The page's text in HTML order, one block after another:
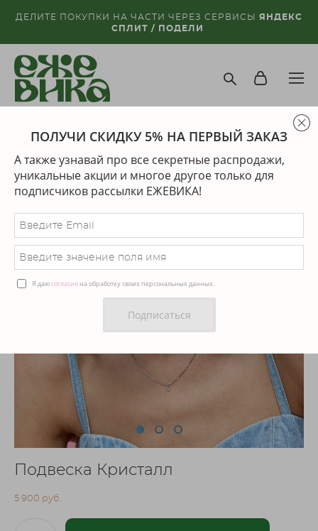
ДЕЛИТЕ ПОКУПКИ НА ЧАСТИ ЧЕРЕЗ СЕРВИСЫ ЯНДЕКС
СПЛИТ / ПОДЕЛИ
магазин > украшения на шею > подвеска кристалл
последний экземпляр
Подвеска Кристалл
5 900 pуб.
ПОЛУЧИ СКИДКУ 5% НА ПЕРВЫЙ ЗАКАЗ
А также узнавай про все секретные распродажи,
уникальные акции и многое другое только для
подписчиков рассылки ЕЖЕВИКА!
Я даюсогласие на обработку своих персональных данных.